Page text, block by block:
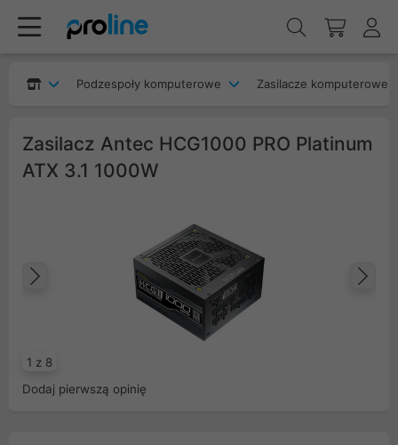
Podzespoły komputerowe Zasilacze komputerowe
Zasilacz Antec HCG1000 PRO Platinum
ATX 3.1 1000W
1 z 8
Poprzedni
Dodaj pierwszą opinię